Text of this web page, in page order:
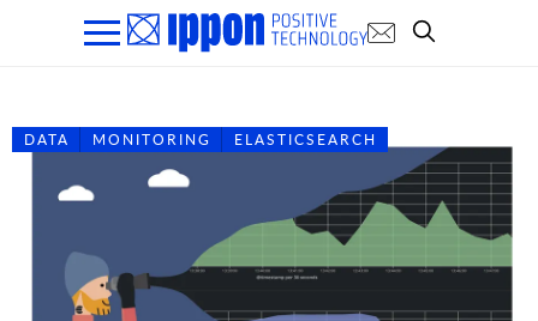
DATA MONITORING ELASTICSEARCH